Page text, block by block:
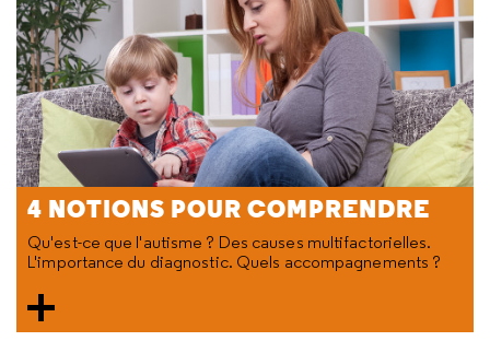
4 NOTIONS POUR COMPRENDRE
Qu'est-ce que l'autisme ? Des causes multifactorielles.
L'importance du diagnostic. Quels accompagnements ?